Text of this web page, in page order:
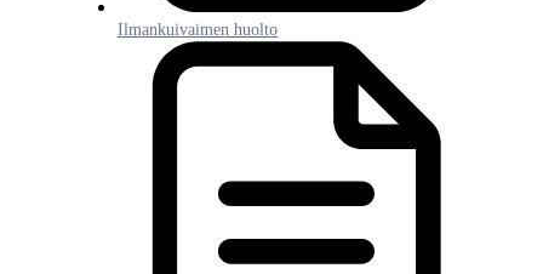
Ilmankuivaimen huolto